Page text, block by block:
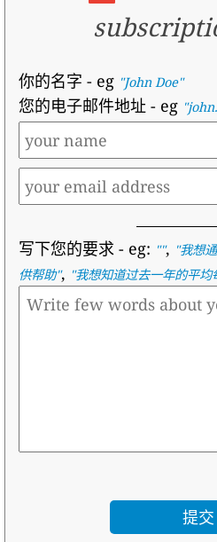
你的名字 - eg "John Doe"
您的电子邮件地址 - eg
写下您的要求- eg: "", "我想
供帮助", "我想知道过去一年的平均